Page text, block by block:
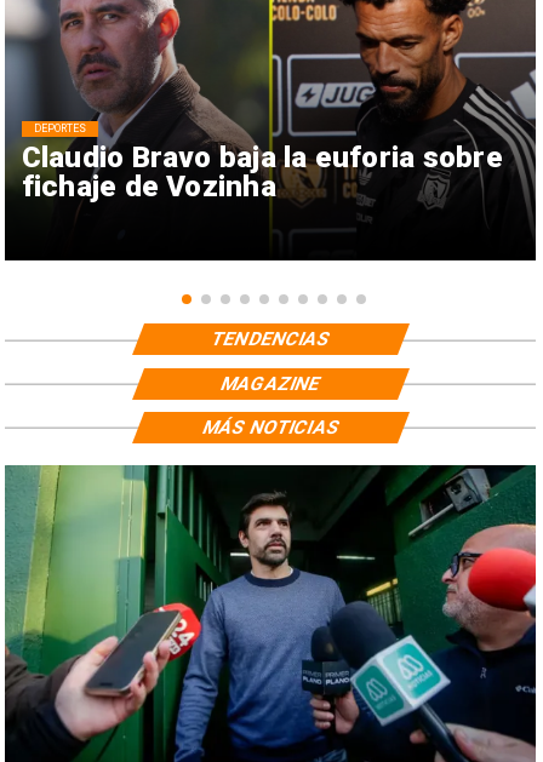
Claudio Bravo baja la euforia sobre
fichaje de Vozinha
DEPORTES
TENDENCIAS
MAGAZINE
MÁS NOTICIAS